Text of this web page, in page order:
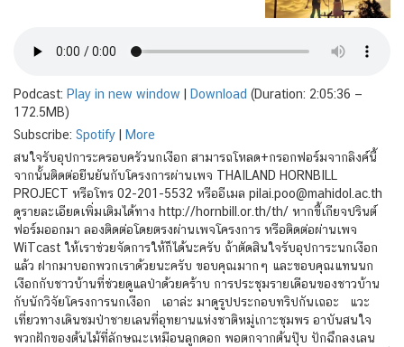
Podcast: Play in new window Download (Duration: 2:05:36 —
172.5MB)
Subscribe: Spotify
More
สนใจรับอุปการะครอบครัวนกเงือก สามารถโหลด+กรอกฟอร์มจากลิงค์นี้
จากนั้นติดต่อยืนยันกับโครงการผ่านเพจ THAILAND HORNBILL
PROJECT หรือโทร 02-201-5532 หรืออีเมล pilai.poo@mahidol.ac.th
ดูรายละเอียดเพิ่มเติมได้ทาง http://hornbill.or.th/th/ หากขี้เกียจปรินต์
ฟอร์มออกมา ลองติดต่อโดยตรงผ่านเพจโครงการ หรือติดต่อผ่านเพจ
WiTcast ให้เราช่วยจัดการให้ก็ได้นะครับ ถ้าตัดสินใจรับอุปการะนกเงือก
แล้ว ฝากมาบอกพวกเราด้วยนะครับ ขอบคุณมากๆ และขอบคุณแทนนก
เงือกกับชาวบ้านที่ช่วยดูแลป่าด้วยคร้าบ การประชุมรายเดือนของชาวบ้าน
กับนักวิจัยโครงการนกเงือก เอาล่ะ มาดูรูปประกอบทริปกันเถอะ แวะ
เที่ยวทางเดินชมป่าชายเลนที่อุทยานแห่งชาติหมู่เกาะชุมพร อาบันสนใจ
พวกฝักของต้นไม้ที่ลักษณะเหมือนลูกดอก พอตกจากต้นปุ๊บ ปักฉึกลงเลน